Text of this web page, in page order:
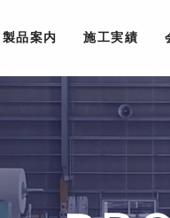
製品案内 施工実績